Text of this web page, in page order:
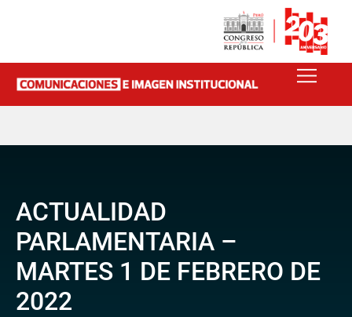
ACTUALIDAD
PARLAMENTARIA –
MARTES 1 DE FEBRERO DE
2022